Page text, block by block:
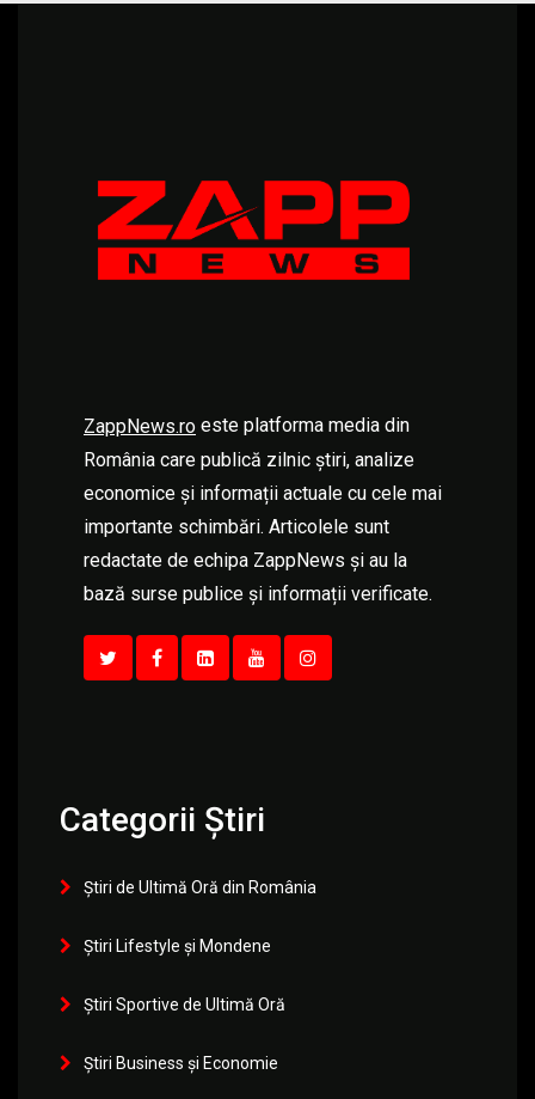
ZappNews.ro este platforma media din
România care publică zilnic știri, analize
economice și informații actuale cu cele mai
importante schimbări. Articolele sunt
redactate de echipa ZappNews și au la
bază surse publice și informații verificate.
Categorii Știri
Știri de Ultimă Oră din România
Știri Lifestyle și Mondene
Știri Sportive de Ultimă Oră
Știri Business și Economie